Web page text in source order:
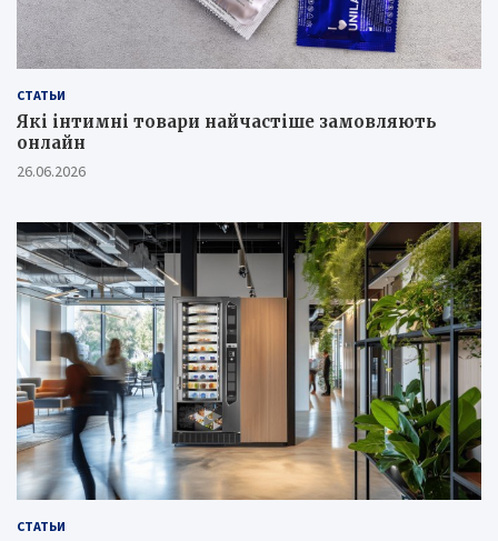
СТАТЬИ
Які інтимні товари найчастіше замовляють
онлайн
26.06.2026
СТАТЬИ